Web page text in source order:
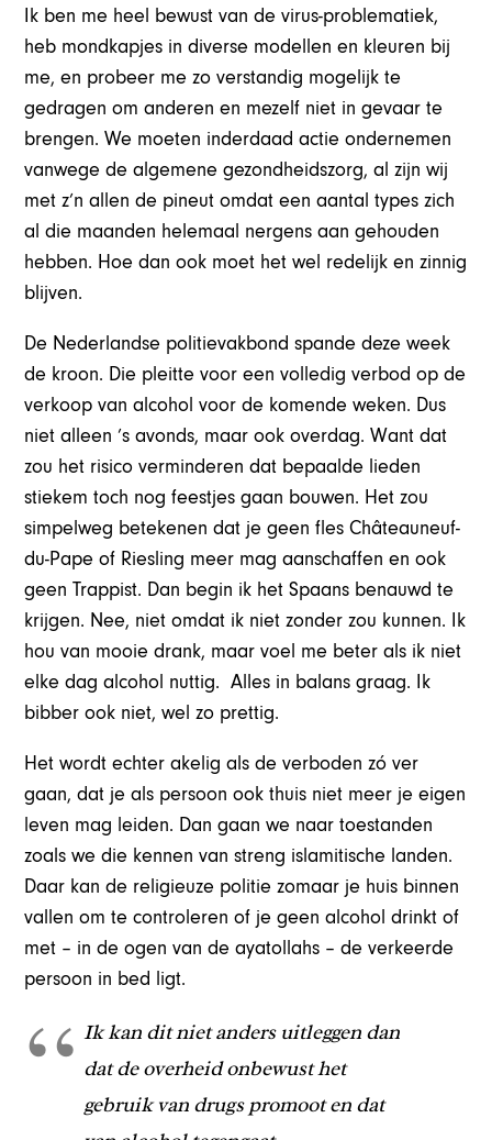
Ik ben me heel bewust van de virus-problematiek,
heb mondkapjes in diverse modellen en kleuren bij
me, en probeer me zo verstandig mogelijk te
gedragen om anderen en mezelf niet in gevaar te
brengen. We moeten inderdaad actie ondernemen
vanwege de algemene gezondheidszorg, al zijn wij
met z’n allen de pineut omdat een aantal types zich
al die maanden helemaal nergens aan gehouden
hebben. Hoe dan ook moet het wel redelijk en zinnig
blijven.
De Nederlandse politievakbond spande deze week
de kroon. Die pleitte voor een volledig verbod op de
verkoop van alcohol voor de komende weken. Dus
niet alleen ’s avonds, maar ook overdag. Want dat
zou het risico verminderen dat bepaalde lieden
stiekem toch nog feestjes gaan bouwen. Het zou
simpelweg betekenen dat je geen fles Châteauneuf-
du-Pape of Riesling meer mag aanschaffen en ook
geen Trappist. Dan begin ik het Spaans benauwd te
krijgen. Nee, niet omdat ik niet zonder zou kunnen. Ik
hou van mooie drank, maar voel me beter als ik niet
elke dag alcohol nuttig. Alles in balans graag. Ik
bibber ook niet, wel zo prettig.
Het wordt echter akelig als de verboden zó ver
gaan, dat je als persoon ook thuis niet meer je eigen
leven mag leiden. Dan gaan we naar toestanden
zoals we die kennen van streng islamitische landen.
Daar kan de religieuze politie zomaar je huis binnen
vallen om te controleren of je geen alcohol drinkt of
met – in de ogen van de ayatollahs – de verkeerde
persoon in bed ligt.
Ik kan dit niet anders uitleggen dan
dat de overheid onbewust het
gebruik van drugs promoot en dat